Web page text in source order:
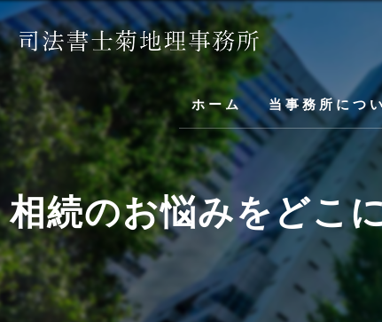
ホーム 当事務所につ
相続のお悩みをどこ